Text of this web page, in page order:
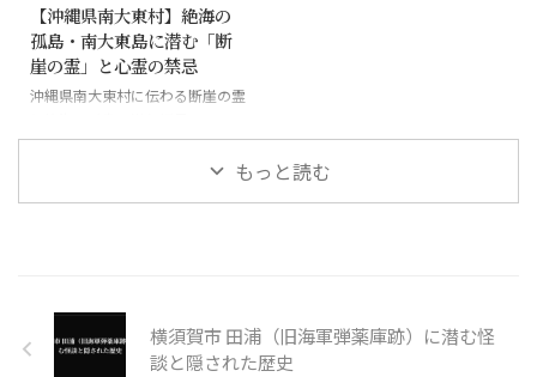
【沖縄県南大東村】絶海の
孤島・南大東島に潜む「断
崖の霊」と心霊の禁忌
沖縄県南大東村に伝わる断崖の霊
もっと読む
横須賀市 田浦（旧海軍弾薬庫跡）に潜む怪
談と隠された歴史